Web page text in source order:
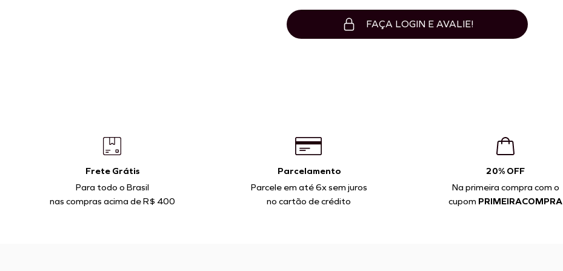
FAÇA LOGIN E AVALIE!
Frete Grátis
Para todo o Brasil
nas compras acima de R$ 400
Parcelamento
Parcele em até 6x sem juros
no cartão de crédito
20% OFF
Na primeira compra com o
cupom PRIMEIRACOMPRA